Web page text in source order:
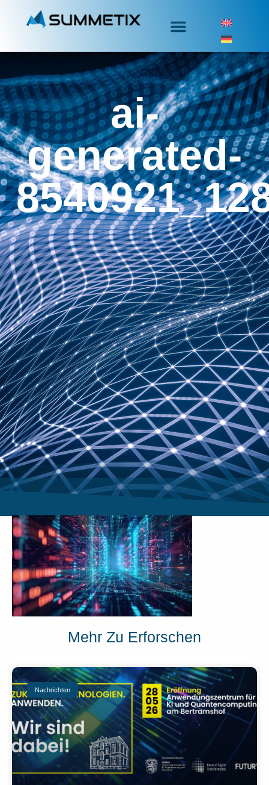
ai-
generated-
Mehr Zu Erforschen
Nachrichten